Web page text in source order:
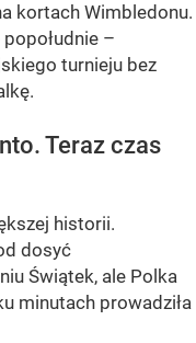
kortach Wimbledonu.
–
turnieju bez
Teraz czas
historii.
dosyć
Świątek, ale Polka
minutach prowadziła